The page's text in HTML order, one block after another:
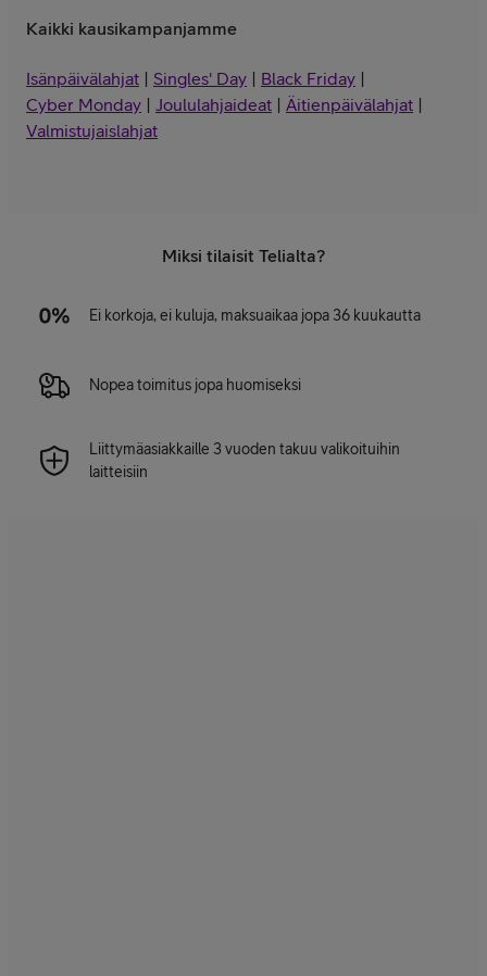
Kaikki kausikampanjamme
Isänpäivälahjat | Singles' Day | Black Friday |
Cyber Monday | Joululahjaideat | Äitienpäivälahjat |
Valmistujaislahjat
Miksi tilaisit Telialta?
Ei korkoja, ei kuluja, maksuaikaa jopa 36 kuukautta
Nopea toimitus jopa huomiseksi
Liittymäasiakkaille 3 vuoden takuu valikoituihin
laitteisiin